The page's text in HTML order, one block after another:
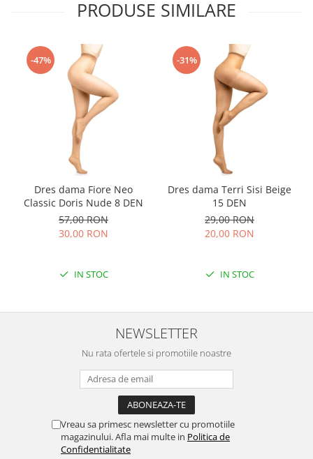
PRODUSE SIMILARE
-47%
Dres dama Fiore Neo
Classic Doris Nude 8 DEN
57,00 RON
30,00 RON
IN STOC
-31%
Dres dama Terri Sisi Beige
15 DEN
29,00 RON
20,00 RON
IN STOC
NEWSLETTER
Nu rata ofertele si promotiile noastre
Vreau sa primesc newsletter cu promotiile
magazinului. Afla mai multe in Politica de
Confidentialitate